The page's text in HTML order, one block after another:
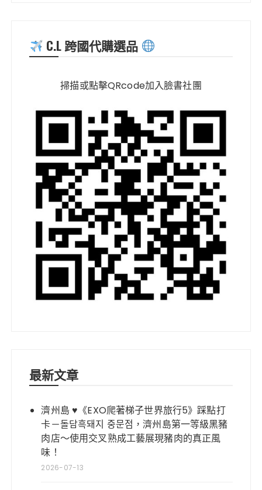
C.L 跨國代購選品
掃描或點擊QRcode加入臉書社團
最新文章
濟州島 ♥《EXO爬著梯子世界旅行5》踩點打
卡－돌담흑돼지 중문점，濟州島第一等級黑豬
肉店～使用交叉熟成工藝展現豬肉的真正風
味！
2026-07-13